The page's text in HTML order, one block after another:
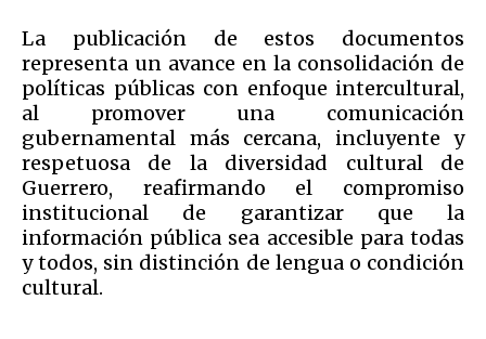
La publicación de estos documentos
representa un avance en la consolidación de
políticas públicas con enfoque intercultural,
al promover una comunicación
gubernamental más cercana, incluyente y
respetuosa de la diversidad cultural de
Guerrero, reafirmando el compromiso
institucional de garantizar que la
información pública sea accesible para todas
y todos, sin distinción de lengua o condición
cultural.